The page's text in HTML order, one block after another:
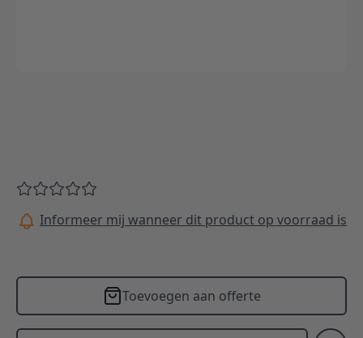
Informeer mij wanneer dit product op voorraad is
Toevoegen aan offerte